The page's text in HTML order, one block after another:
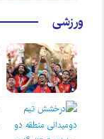
ورزشی